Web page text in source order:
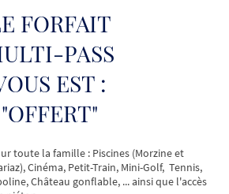
FORFAIT
PASS
EST :
"OFFERT"
toute la famille : Piscines (Morzine et
Cinéma, Petit-Train, Mini-Golf, Tennis,
Château gonflable, ... ainsi que l'accès